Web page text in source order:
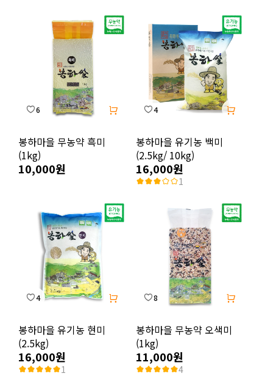
6
봉하마을 무농약 흑미
(1kg)
10,000원
4
봉하마을 유기농 백미
(2.5kg/ 10kg)
16,000원
1
4
봉하마을 유기농 현미
(2.5kg)
16,000원
1
8
봉하마을 무농약 오색미
(1kg)
11,000원
4